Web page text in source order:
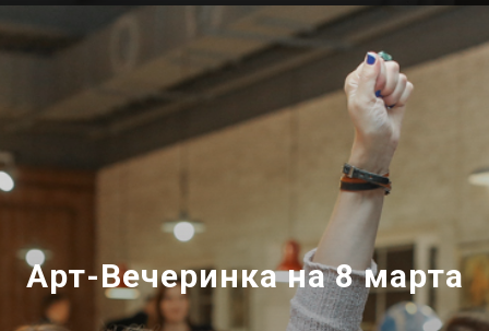
Арт-Вечеринка на 8 марта